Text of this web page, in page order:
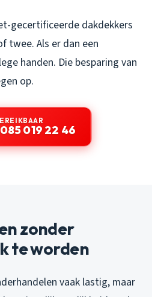
gecertificeerde dakdekkers
twee. Als er dan een
handen. Die besparing van
op.
019 22 46
zonder
te worden
vaak lastig, maar